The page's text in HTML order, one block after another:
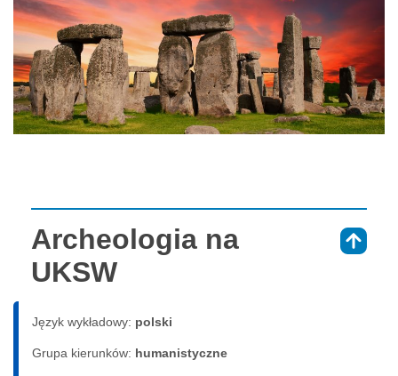
Archeologia na
UKSW
Język wykładowy: polski
Grupa kierunków: humanistyczne